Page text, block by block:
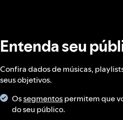
Entenda seu
Confira dados de músicas,
seus objetivos.
Ossegmentospermitem que
do seu público.